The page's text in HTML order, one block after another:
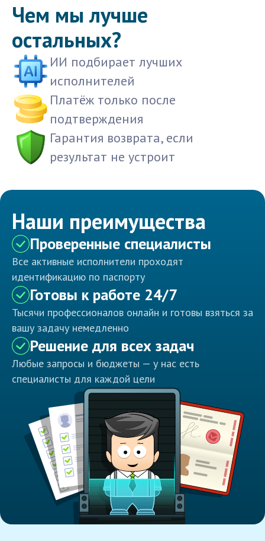
Чем мы лучше
остальных?
ИИ подбирает лучших
исполнителей
Платёж только после
подтверждения
Гарантия возврата, если
результат не устроит
Наши преимущества
Проверенные специалисты
Все активные исполнители проходят
идентификацию по паспорту
Готовы к работе 24/7
Тысячи профессионалов онлайн и готовы взяться за
вашу задачу немедленно
Решение для всех задач
Любые запросы и бюджеты — у нас есть
специалисты для каждой цели